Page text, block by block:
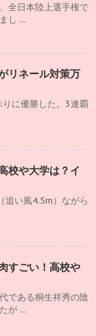
全日本陸上選手権で
し ...
リネール対策万
に優勝した。3連覇
校や大学は？イ
追い風4.5m）ながら
すごい！高校や
である桐生祥秀の陰
が ...